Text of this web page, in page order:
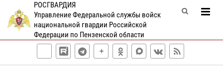
РОСГВАРДИЯ
Управление Федеральной службы войск
национальной гвардии Российской
Федерации по Пензенской области